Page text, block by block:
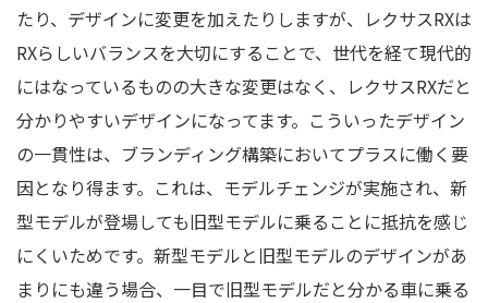
たり、デザインに変更を加えたりしますが、レクサスRXは
RXらしいバランスを大切にすることで、世代を経て現代的
にはなっているものの大きな変更はなく、レクサスRXだと
分かりやすいデザインになってます。こういったデザイン
の一貫性は、ブランディング構築においてプラスに働く要
因となり得ます。これは、モデルチェンジが実施され、新
型モデルが登場しても旧型モデルに乗ることに抵抗を感じ
にくいためです。新型モデルと旧型モデルのデザインがあ
まりにも違う場合、一目で旧型モデルだと分かる車に乗る